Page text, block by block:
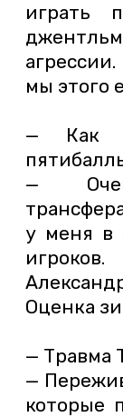
играть
мы этого
— Как
—
у меня в
Оценка
— Травма
—
которые